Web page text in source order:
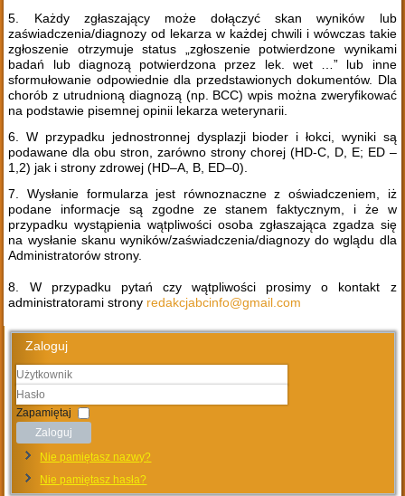
5. Każdy zgłaszający może dołączyć skan wyników lub
zaświadczenia/diagnozy od lekarza w każdej chwili i wówczas takie
zgłoszenie otrzymuje status „zgłoszenie potwierdzone wynikami
badań lub diagnozą potwierdzona przez lek. wet …” lub inne
sformułowanie odpowiednie dla przedstawionych dokumentów. Dla
chorób z utrudnioną diagnozą (np. BCC) wpis można zweryfikować
na podstawie pisemnej opinii lekarza weterynarii.
6. W przypadku jednostronnej dysplazji bioder i łokci, wyniki są
podawane dla obu stron, zarówno strony chorej (HD-C, D, E; ED –
1,2) jak i strony zdrowej (HD–A, B, ED–0).
7. Wysłanie formularza jest równoznaczne z oświadczeniem, iż
podane informacje są zgodne ze stanem faktycznym, i że w
przypadku wystąpienia wątpliwości osoba zgłaszająca zgadza się
na wysłanie skanu wyników/zaświadczenia/diagnozy do wglądu dla
Administratorów strony.
8. W przypadku pytań czy wątpliwości prosimy o kontakt z
administratorami strony redakcjabcinfo@gmail.com
Zaloguj
Użytkownik
Hasło
Zapamiętaj
Zaloguj
Nie pamiętasz nazwy?
Nie pamiętasz hasła?